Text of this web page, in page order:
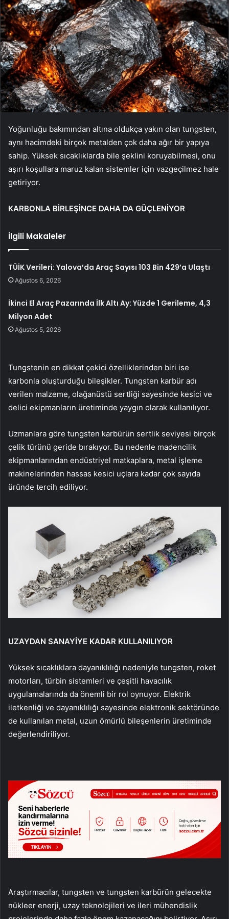
Yoğunluğu bakımından altına oldukça yakın olan tungsten,
aynı hacimdeki birçok metalden çok daha ağır bir yapıya
sahip. Yüksek sıcaklıklarda bile şeklini koruyabilmesi, onu
aşırı koşullara maruz kalan sistemler için vazgeçilmez hale
getiriyor.
KARBONLA BİRLEŞİNCE DAHA DA GÜÇLENİYOR
İlgili Makaleler
TÜİK Verileri: Yalova’da Araç Sayısı 103 Bin 429’a Ulaştı
Ağustos 6, 2026
İkinci El Araç Pazarında İlk Altı Ay: Yüzde 1 Gerileme, 4,3
Milyon Adet
Ağustos 5, 2026
Tungstenin en dikkat çekici özelliklerinden biri ise
karbonla oluşturduğu bileşikler. Tungsten karbür adı
verilen malzeme, olağanüstü sertliği sayesinde kesici ve
delici ekipmanların üretiminde yaygın olarak kullanılıyor.
Uzmanlara göre tungsten karbürün sertlik seviyesi birçok
çelik türünü geride bırakıyor. Bu nedenle madencilik
ekipmanlarından endüstriyel matkaplara, metal işleme
makinelerinden hassas kesici uçlara kadar çok sayıda
üründe tercih ediliyor.
UZAYDAN SANAYİYE KADAR KULLANILIYOR
Yüksek sıcaklıklara dayanıklılığı nedeniyle tungsten, roket
motorları, türbin sistemleri ve çeşitli havacılık
uygulamalarında da önemli bir rol oynuyor. Elektrik
iletkenliği ve dayanıklılığı sayesinde elektronik sektöründe
de kullanılan metal, uzun ömürlü bileşenlerin üretiminde
değerlendiriliyor.
Araştırmacılar, tungsten ve tungsten karbürün gelecekte
nükleer enerji, uzay teknolojileri ve ileri mühendislik